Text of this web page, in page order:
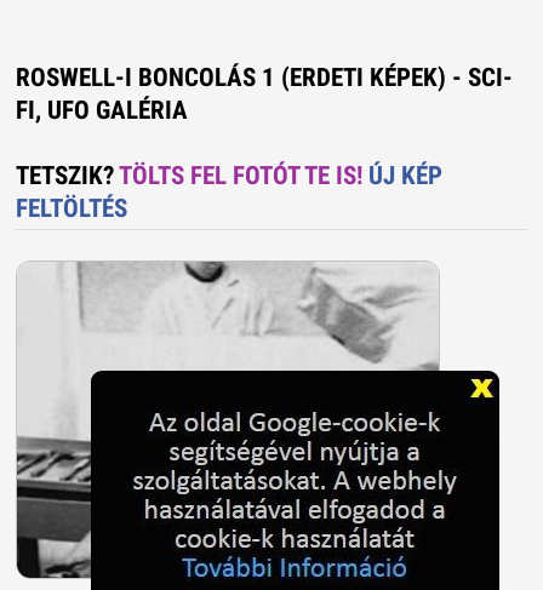
ROSWELL-I BONCOLÁS 1 (ERDETI KÉPEK) - SCI-
FI, UFO GALÉRIA
TETSZIK?TÖLTS FEL FOTÓT TE IS! ÚJ KÉP
FELTÖLTÉS